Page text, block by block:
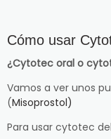
Cómo usar
¿Cytotec oral o
Vamos a ver unos
(Misoprostol)
Para usar cytotec